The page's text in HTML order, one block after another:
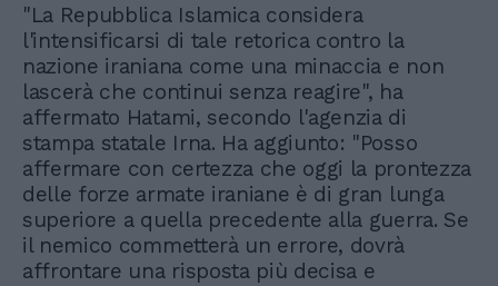
"La Repubblica Islamica considera
l'intensificarsi di tale retorica contro la
nazione iraniana come una minaccia e non
lascerà che continui senza reagire", ha
affermato Hatami, secondo l'agenzia di
stampa statale Irna. Ha aggiunto: "Posso
affermare con certezza che oggi la prontezza
delle forze armate iraniane è di gran lunga
superiore a quella precedente alla guerra. Se
il nemico commetterà un errore, dovrà
affrontare una risposta più decisa e